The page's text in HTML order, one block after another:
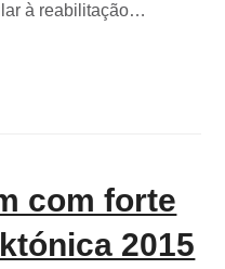
à reabilitação…
com forte
2015